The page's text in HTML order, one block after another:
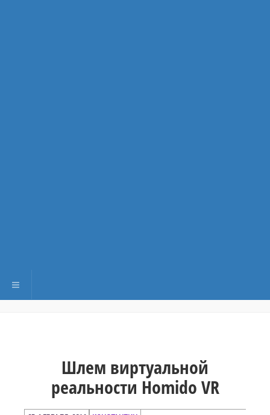
Переключить навигацию
Шлем виртуальной
реальности Homido VR